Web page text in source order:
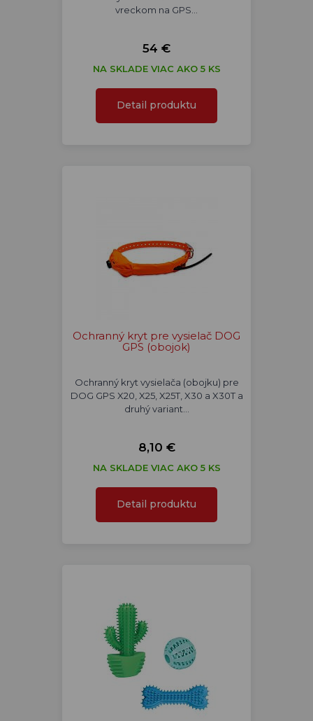
vreckom na GPS…
54 €
NA SKLADE VIAC AKO 5 KS
Detail produktu
Ochranný kryt pre vysielač DOG
GPS (obojok)
Ochranný kryt vysielača (obojku) pre
DOG GPS X20, X25, X25T, X30 a X30T a
druhý variant…
8,10 €
NA SKLADE VIAC AKO 5 KS
Detail produktu